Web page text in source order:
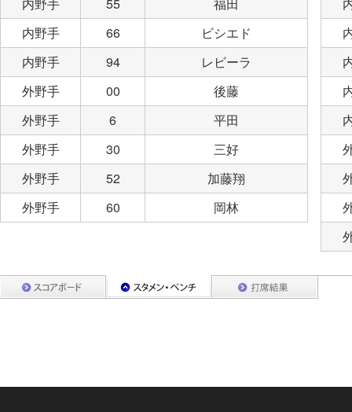
内野手
66
ビシエド
内野手
94
レビーラ
外野手
00
後藤
外野手
6
平田
外野手
30
三好
外野手
52
加藤翔
外野手
60 岡林